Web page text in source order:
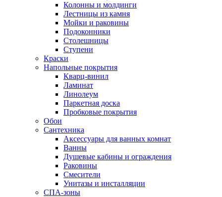
Колонны и молдинги
Лестницы из камня
Мойки и раковины
Подоконники
Столешницы
Ступени
Краски
Напольные покрытия
Кварц-винил
Ламинат
Линолеум
Паркетная доска
Пробковые покрытия
Обои
Сантехника
Аксессуары для ванных комнат
Ванны
Душевые кабины и ограждения
Раковины
Смесители
Унитазы и инсталляции
СПА-зоны